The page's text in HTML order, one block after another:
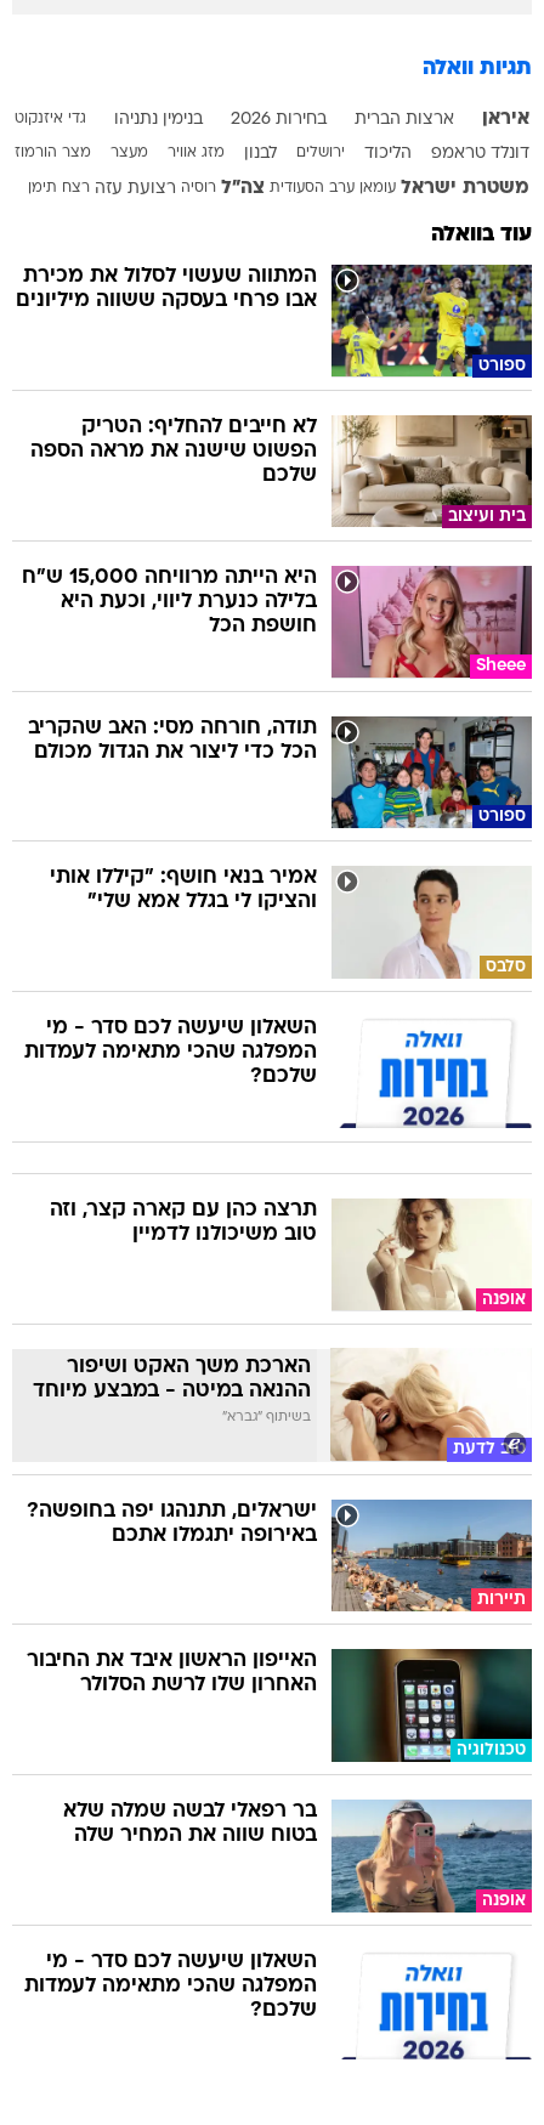
תגיות וואלה
איראן ארצות הברית בחירות 2026 בנימין נתניהו גדי איזנקוט
דונלד טראמפ הליכוד ירושלים לבנון מזג אוויר מעצר מצר הורמוז
משטרת ישראל עומאן ערב הסעודית צה"ל רוסיה רצועת עזה רצח תימן
עוד בוואלה
ספורט
המתווה שעשוי לסלול את מכירת
אבו פרחי בעסקה ששווה מיליונים
בית ועיצוב
לא חייבים להחליף: הטריק
הפשוט שישנה את מראה הספה
שלכם
Sheee
היא הייתה מרוויחה 15,000 ש"ח
בלילה כנערת ליווי, וכעת היא
חושפת הכל
ספורט
תודה, חורחה מסי: האב שהקריב
הכל כדי ליצור את הגדול מכולם
סלבס
אמיר בנאי חושף: "קיללו אותי
והציקו לי בגלל אמא שלי"
השאלון שיעשה לכם סדר - מי
המפלגה שהכי מתאימה לעמדות
שלכם?
אופנה
תרצה כהן עם קארה קצר, וזה
טוב משיכולנו לדמיין
טוב לדעת
הארכת משך האקט ושיפור
ההנאה במיטה - במבצע מיוחד
בשיתוף "גברא"
תיירות
ישראלים, תתנהגו יפה בחופשה?
באירופה יתגמלו אתכם
טכנולוגיה
האייפון הראשון איבד את החיבור
האחרון שלו לרשת הסלולר
אופנה
בר רפאלי לבשה שמלה שלא
בטוח שווה את המחיר שלה
השאלון שיעשה לכם סדר - מי
המפלגה שהכי מתאימה לעמדות
שלכם?